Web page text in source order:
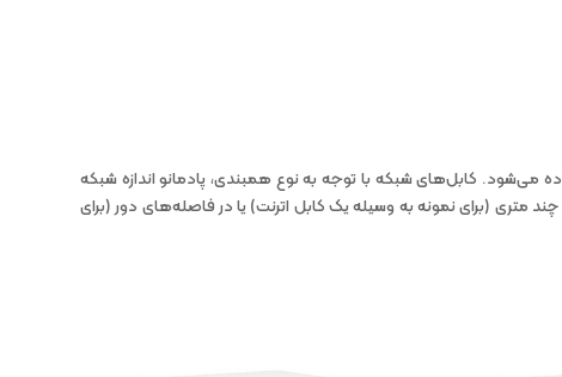
می‌شود. کابل‌های شبکه با توجه به نوع همبندی، پادمانو اندازه شبکه
متری (برای نمونه به وسیله یک کابل اترنت) یا در فاصله‌های دور (برای